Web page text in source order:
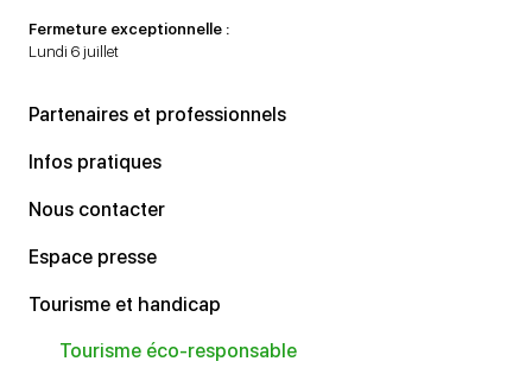
Fermeture exceptionnelle :
Lundi 6 juillet
Partenaires et professionnels
Infos pratiques
Nous contacter
Espace presse
Tourisme et handicap
Tourisme éco-responsable